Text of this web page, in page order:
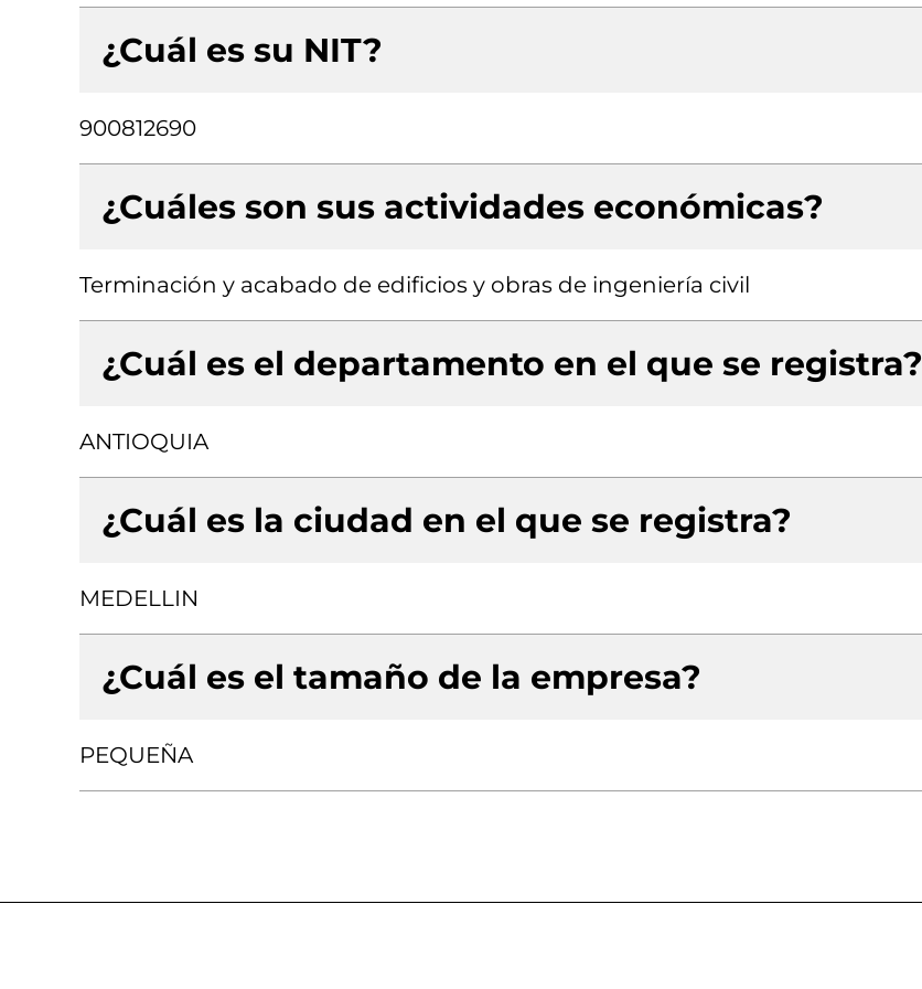
¿Cuál es su NIT?
900812690
¿Cuáles son sus actividades económicas?
Terminación y acabado de edificios y obras de ingeniería civil
¿Cuál es el departamento en el que se registra?
ANTIOQUIA
¿Cuál es la ciudad en el que se registra?
MEDELLIN
¿Cuál es el tamaño de la empresa?
PEQUEÑA